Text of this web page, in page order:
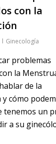
con la
Ginecología
problemas
la
de la
cómo
tenemos un
a su